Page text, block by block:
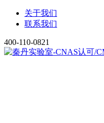
关于我们
联系我们
400-110-0821